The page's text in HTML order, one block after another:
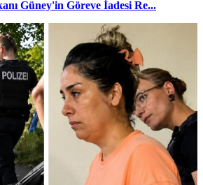
Güney'in Göreve İadesi Re...